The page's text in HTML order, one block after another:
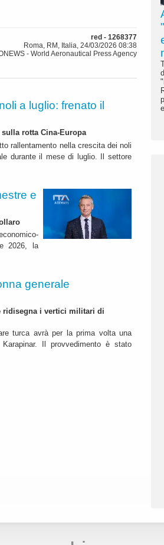
red - 1268377
Roma, RM, Italia, 24/03/2026 08:38
- World Aeronautical Press Agency
a luglio: frenato il
rotta Cina-Europa
rallentamento nella crescita dei noli
durante il mese di luglio. Il settore
e
2026, la
generale
ridisegna i vertici militari di
turca avrà per la prima volta una
Il provvedimento è stato